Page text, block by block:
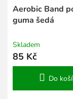
Aerobic Band
guma šedá
Skladem
85 Kč
Do